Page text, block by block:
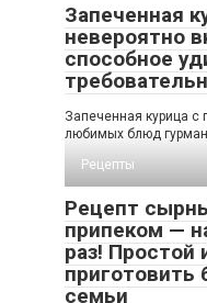
Запеченная
невероятно
способное
Запеченная курица с
любимых блюд
Рецепты
Рецепт
припеком —
раз! Простой
семьи